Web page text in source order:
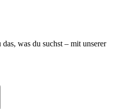
was du suchst – mit unserer